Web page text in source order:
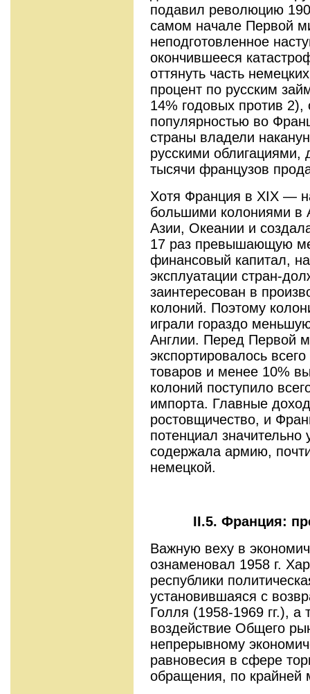
подавил революцию
самом начале Первой
неподготовленное
окончившееся
оттянуть часть
процент по русским
14% годовых против 2),
популярностью во
страны владели
рус­скими облигациями,
тысячи фран­цузов
Хотя Франция в XIX —
большими колониями в
Азии, Океании и
17 раз превышающую
финансовый капитал,
эксплуатации стран-
заинтересован в
колоний. Поэтому
играли гораздо
Англии. Перед Первой
экспортиро­валось
товаров и менее 10%
колоний поступило
импорта. Главные
ростовщичество, и
потенциал значительно
содержала армию,
немецкой.
II.5. Франция:
Важную веху в
ознаменовал 1958 г.
республики
установившаяся с
Голля (1958-1969 гг.),
воздействие Общего
непрерывному
равновесия в сфере
обраще­ния, по крайней